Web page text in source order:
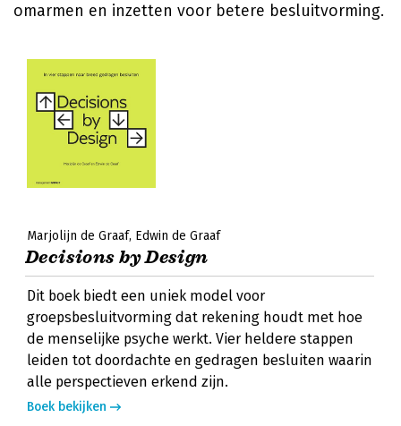
omarmen en inzetten voor betere besluitvorming.
Marjolijn de Graaf Edwin de Graaf
Decisions by Design
Dit boek biedt een uniek model voor
groepsbesluitvorming dat rekening houdt met hoe
de menselijke psyche werkt. Vier heldere stappen
leiden tot doordachte en gedragen besluiten waarin
alle perspectieven erkend zijn.
Boek bekijken